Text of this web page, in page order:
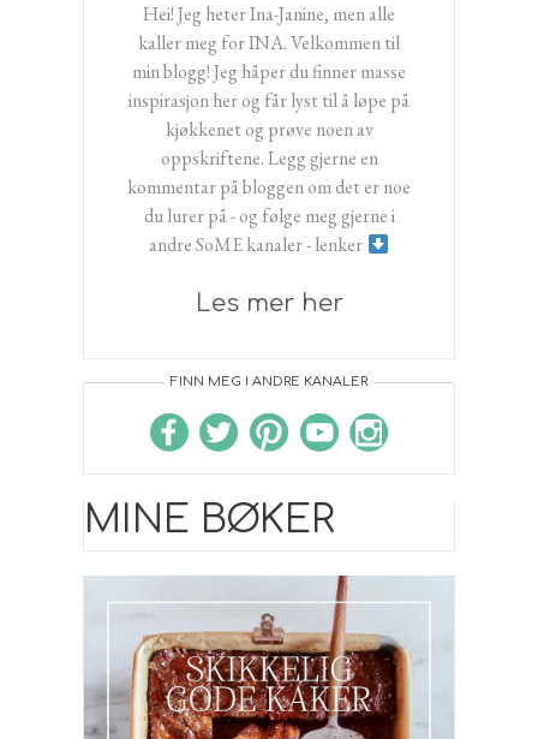
Hei! Jeg heter Ina-Janine, men alle
kaller meg for INA. Velkommen til
min blogg! Jeg håper du finner masse
inspirasjon her og får lyst til å løpe på
kjøkkenet og prøve noen av
oppskriftene. Legg gjerne en
kommentar på bloggen om det er noe
du lurer på - og følge meg gjerne i
andre SoME kanaler - lenker
Les mer her
FINN MEG I ANDRE KANALER
MINE BØKER